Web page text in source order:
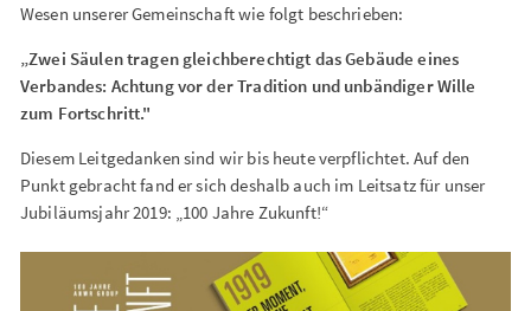
Wesen unserer Gemeinschaft wie folgt beschrieben:
„Zwei Säulen tragen gleichberechtigt das Gebäude eines
Verbandes: Achtung vor der Tradition und unbändiger Wille
zum Fortschritt."
Diesem Leitgedanken sind wir bis heute verpflichtet. Auf den
Punkt gebracht fand er sich deshalb auch im Leitsatz für unser
Jubiläumsjahr 2019: „100 Jahre Zukunft!“